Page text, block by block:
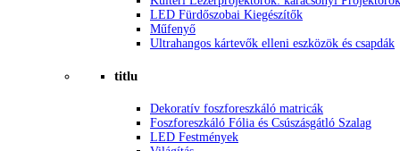
LED Fürdőszobai Kiegészítők
Műfenyő
Ultrahangos kártevők elleni eszközök és csapdák
titlu
Dekoratív foszforeszkáló matricák
Foszforeszkáló Fólia és Csúszásgátló Szalag
LED Festmények